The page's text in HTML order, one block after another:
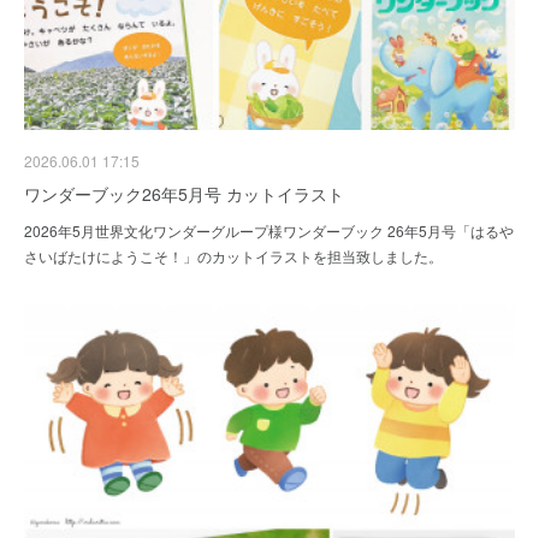
2026.06.01 17:15
ワンダーブック26年5月号 カットイラスト
2026年5月世界文化ワンダーグループ様ワンダーブック 26年5月号「はるや
さいばたけにようこそ！」のカットイラストを担当致しました。